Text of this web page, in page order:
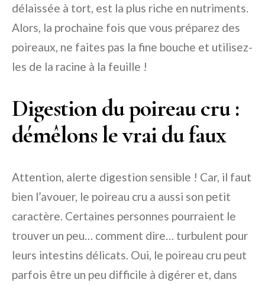
délaissée à tort, est la plus riche en nutriments.
Alors, la prochaine fois que vous préparez des
poireaux, ne faites pas la fine bouche et utilisez-
les de la racine à la feuille !
Digestion du poireau cru :
démêlons le vrai du faux
Attention, alerte digestion sensible ! Car, il faut
bien l’avouer, le poireau cru a aussi son petit
caractère. Certaines personnes pourraient le
trouver un peu… comment dire… turbulent pour
leurs intestins délicats. Oui, le poireau cru peut
parfois être un peu difficile à digérer et, dans